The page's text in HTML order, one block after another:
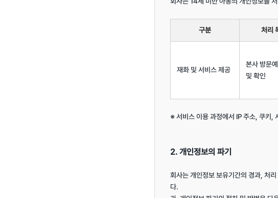
구분 처리
재화 및 서비스 제공
본사 방문
및 확인
※ 서비스 이용 과정에서 IP 주소, 쿠키,
2. 개인정보의 파기
회사는 개인정보 보유기간의 경과, 처
다.